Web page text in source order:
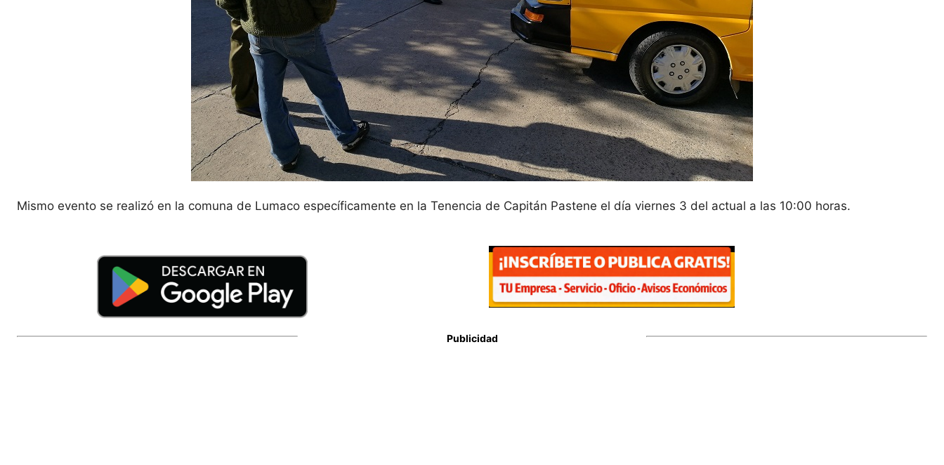
Mismo evento se realizó en la comuna de Lumaco específicamente en la Tenencia de Capitán Pastene el día viernes 3 del actual a las 10:00 horas.
Publicidad